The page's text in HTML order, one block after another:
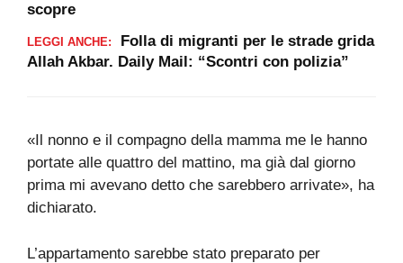
scopre
LEGGI ANCHE:
Folla di migranti per le strade grida
Allah Akbar. Daily Mail: “Scontri con polizia”
«Il nonno e il compagno della mamma me le hanno
portate alle quattro del mattino, ma già dal giorno
prima mi avevano detto che sarebbero arrivate», ha
dichiarato.
L’appartamento sarebbe stato preparato per